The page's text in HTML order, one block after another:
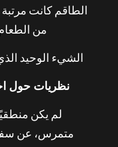
الطاقم كانت مرتبة
من
الشيء الوحيد
نظريات حول
لم يكن
متمرس، عن